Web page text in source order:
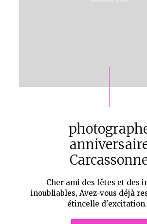
Cher ami des fêtes et des
inoubliables, Avez-vous déjà
étincelle